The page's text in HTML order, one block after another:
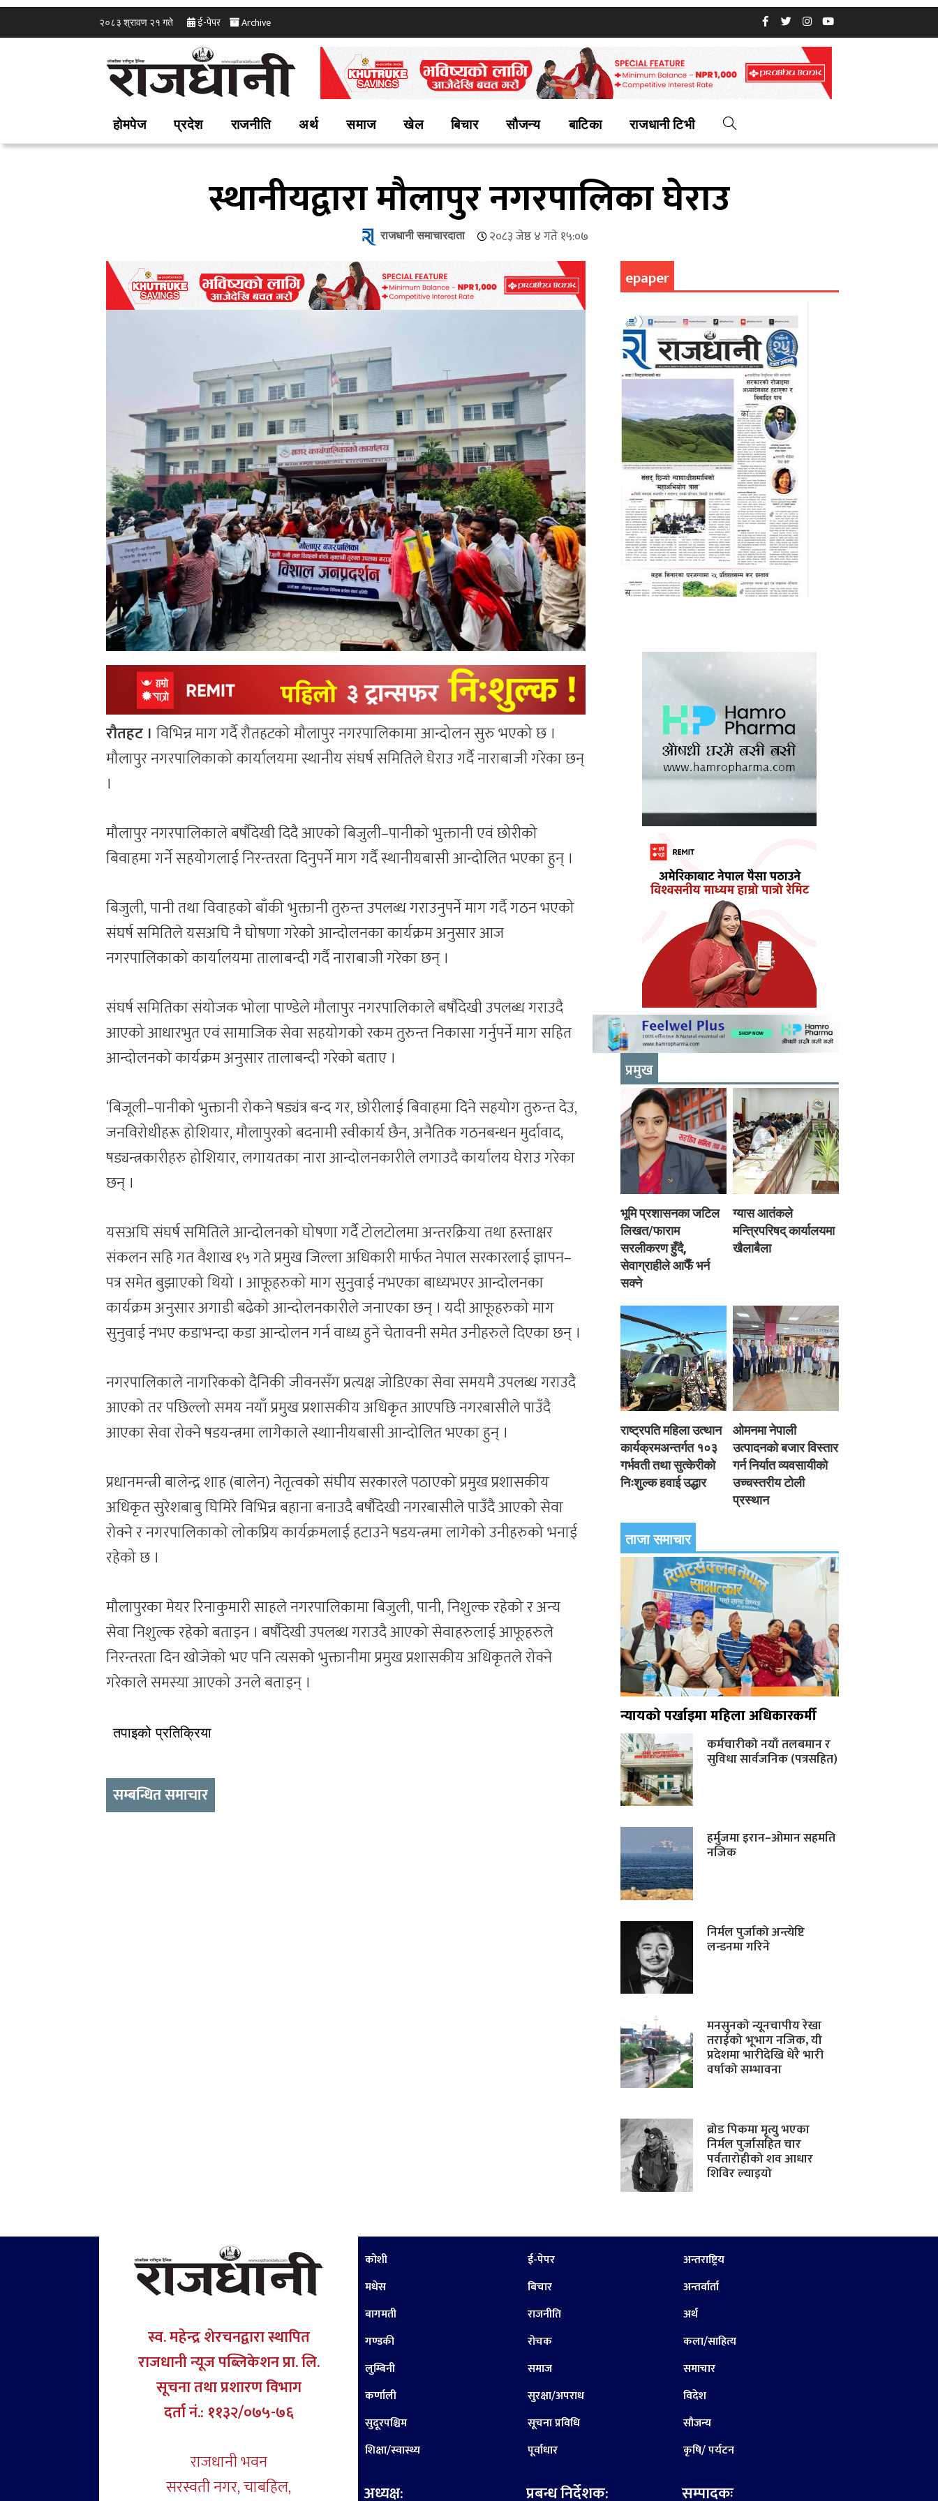
२०८३ श्रावण २१ गते ई-पेपर Archive
होमपेज प्रदेश राजनीति अर्थ समाज खेल बिचार सौजन्य बाटिका राजधानी टिभी
स्थानीयद्वारा मौलापुर नगरपालिका घेराउ
राजधानी समाचारदाता २०८३ जेष्ठ ४ गते १५:०७
रौतहट । विभिन्न माग गर्दै रौतहटको मौलापुर नगरपालिकामा आन्दोलन सुरु भएको छ ।
मौलापुर नगरपालिकाको कार्यालयमा स्थानीय संघर्ष समितिले घेराउ गर्दै नाराबाजी गरेका छन्
।
मौलापुर नगरपालिकाले बर्षौदेखी दिदै आएको बिजुली–पानीको भुक्तानी एवं छोरीको
बिवाहमा गर्ने सहयोगलाई निरन्तरता दिनुपर्ने माग गर्दै स्थानीयबासी आन्दोलित भएका हुन् ।
बिजुली, पानी तथा विवाहको बाँकी भुक्तानी तुरुन्त उपलब्ध गराउनुपर्ने माग गर्दै गठन भएको
संघर्ष समितिले यसअघि नै घोषणा गरेको आन्दोलनका कार्यक्रम अनुसार आज
नगरपालिकाको कार्यालयमा तालाबन्दी गर्दै नाराबाजी गरेका छन् ।
संघर्ष समितिका संयोजक भोला पाण्डेले मौलापुर नगरपालिकाले बर्षौदेखी उपलब्ध गराउदै
आएको आधारभुत एवं सामाजिक सेवा सहयोगको रकम तुरुन्त निकासा गर्नुपर्ने माग सहित
आन्दोलनको कार्यक्रम अनुसार तालाबन्दी गरेको बताए ।
‘बिजूली–पानीको भुक्तानी रोकने षड्यंत्र बन्द गर, छोरीलाई बिवाहमा दिने सहयोग तुरुन्त देउ,
जनविरोधीहरू होशियार, मौलापुरको बदनामी स्वीकार्य छैन, अनैतिक गठनबन्धन मुर्दावाद,
षड्यन्त्रकारीहरु होशियार, लगायतका नारा आन्दोलनकारीले लगाउदै कार्यालय घेराउ गरेका
छन् ।
यसअघि संघर्ष समितिले आन्दोलनको घोषणा गर्दै टोलटोलमा अन्तरक्रिया तथा हस्ताक्षर
संकलन सहि गत ⁠वैशाख १५ गते प्रमुख जिल्ला अधिकारी मार्फत नेपाल सरकारलाई ज्ञापन–
पत्र समेत बुझाएको थियो । आफूहरुको माग सुनुवाई नभएका बाध्यभएर आन्दोलनका
कार्यक्रम अनुसार अगाडी बढेको आन्दोलनकारीले जनाएका छन् । यदी आफूहरुको माग
सुनुवाई नभए कडाभन्दा कडा आन्दोलन गर्न वाध्य हुने चेतावनी समेत उनीहरुले दिएका छन् ।
नगरपालिकाले नागरिकको दैनिकी जीवनसँग प्रत्यक्ष जोडिएका सेवा समयमै उपलब्ध गराउदै
आएको तर पछिल्लो समय नयाँ प्रमुख प्रशासकीय अधिकृत आएपछि नगरबासीले पाउँदै
आएका सेवा रोक्ने षडयन्त्रमा लागेकाले स्थाानीयबासी आन्दोलित भएका हुन् ।
प्रधानमन्त्री बालेन्द्र शाह (बालेन) नेतृत्वको संघीय सरकारले पठाएको प्रमुख प्रशासकीय
अधिकृत सुरेशबाबु घिमिरे विभिन्न बहाना बनाउदै बर्षौदेखी नगरबासीले पाउँदै आएको सेवा
रोक्ने र नगरपालिकाको लोकप्रिय कार्यक्रमलाई हटाउने षडयन्त्रमा लागेको उनीहरुको भनाई
रहेको छ ।
मौलापुरका मेयर रिनाकुमारी साहले नगरपालिकामा बिजुली, पानी, निशुल्क रहेको र अन्य
सेवा निशुल्क रहेको बताइन । बर्षौदेखी उपलब्ध गराउदै आएको सेवाहरुलाई आफूहरुले
निरन्तरता दिन खोजेको भए पनि त्यसको भुक्तानीमा प्रमुख प्रशासकीय अधिकृतले रोक्ने
गरेकाले समस्या आएको उनले बताइन् ।
तपाइको प्रतिक्रिया
सम्बन्धित समाचार
epaper
प्रमुख
भूमि प्रशासनका जटिल
लिखत/फाराम
सरलीकरण हुँदै,
सेवाग्राहीले आफैँ भर्न
सक्ने
ग्यास आतंकले
मन्त्रिपरिषद् कार्यालयमा
खैलाबैला
राष्ट्रपति महिला उत्थान
कार्यक्रमअन्तर्गत १०३
गर्भवती तथा सुत्केरीको
निःशुल्क हवाई उद्धार
ओमनमा नेपाली
उत्पादनको बजार विस्तार
गर्न निर्यात व्यवसायीको
उच्चस्तरीय टोली
प्रस्थान
ताजा समाचार
न्यायको पर्खाइमा महिला अधिकारकर्मी
कर्मचारीको नयाँ तलबमान र
सुविधा सार्वजनिक (पत्रसहित)
हर्मुजमा इरान–ओमान सहमति
नजिक
निर्मल पुर्जाको अन्त्येष्टि
लन्डनमा गरिने
मनसुनको न्यूनचापीय रेखा
तराईको भूभाग नजिक, यी
प्रदेशमा भारीदेखि धेरै भारी
वर्षाको सम्भावना
ब्रोड पिकमा मृत्यु भएका
निर्मल पुर्जासहित चार
पर्वतारोहीको शव आधार
शिविर ल्याइयो
स्व. महेन्द्र शेरचनद्वारा स्थापित
राजधानी न्यूज पब्लिकेशन प्रा. लि.
सूचना तथा प्रशारण विभाग
दर्ता नं.: ११३२/०७५-७६
राजधानी भवन
सरस्वती नगर, चाबहिल,
कोशी
मधेस
बागमती
गण्डकी
लुम्बिनी
कर्णाली
सुदूरपश्चिम
शिक्षा/स्वास्थ्य
अध्यक्ष:
ई-पेपर
बिचार
राजनीति
रोचक
समाज
सुरक्षा/अपराध
सूचना प्रविधि
पूर्वाधार
प्रबन्ध निर्देशक:
अन्तराष्ट्रिय
अन्तर्वार्ता
अर्थ
कला/साहित्य
समाचार
विदेश
सौजन्य
कृषि/ पर्यटन
सम्पादकः